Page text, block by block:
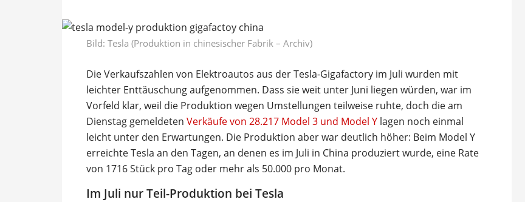
Bild: Tesla (Produktion in chinesischer Fabrik – Archiv)
Die Verkaufszahlen von Elektroautos aus der Tesla-Gigafactory im Juli wurden mit
leichter Enttäuschung aufgenommen. Dass sie weit unter Juni liegen würden, war im
Vorfeld klar, weil die Produktion wegen Umstellungen teilweise ruhte, doch die am
Dienstag gemeldeten Verkäufe von 28.217 Model 3 und Model Y lagen noch einmal
leicht unter den Erwartungen. Die Produktion aber war deutlich höher: Beim Model Y
erreichte Tesla an den Tagen, an denen es im Juli in China produziert wurde, eine Rate
von 1716 Stück pro Tag oder mehr als 50.000 pro Monat.
Im Juli nur Teil-Produktion bei Tesla